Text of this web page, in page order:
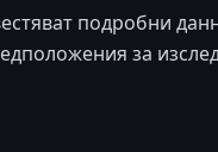
подробни
за